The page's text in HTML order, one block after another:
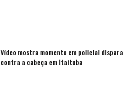
Vídeo mostra momento em policial dispara
contra a cabeça em Itaituba